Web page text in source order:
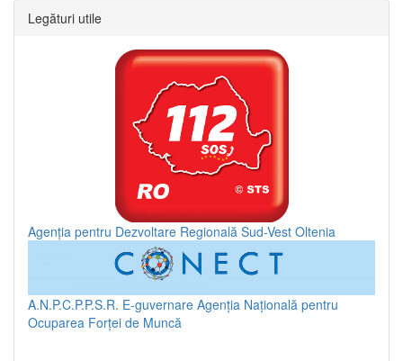
Legături utile
Agenția pentru Dezvoltare Regională Sud-Vest Oltenia
A.N.P.C.P.P.S.R. E-guvernare Agenția Națională pentru
Ocuparea Forței de Muncă